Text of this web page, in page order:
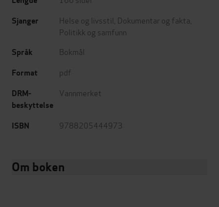
Sjanger Helse og livsstil Dokumentar og fakta
Politikk og samfunn
Språk Bokmål
Format pdf
DRM-
beskyttelse
Vannmerket
ISBN 9788205444973
Om boken